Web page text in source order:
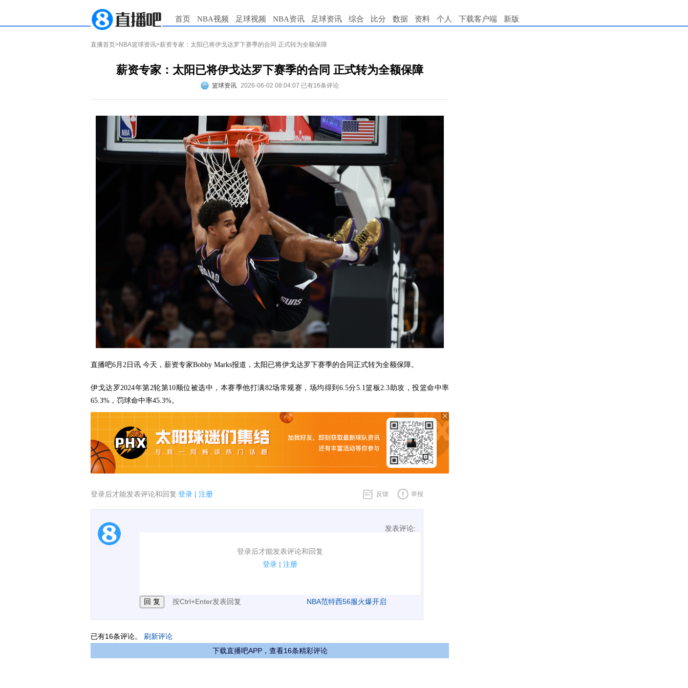
首页 NBA视频 足球视频 NBA资讯 足球资讯 综合 比分 数据 资料 个人 下载客户端 新版
直播首页>NBA篮球资讯>薪资专家：太阳已将伊戈达罗下赛季的合同 正式转为全额保障
薪资专家：太阳已将伊戈达罗下赛季的合同 正式转为全额保障
篮球资讯 2026-06-02 08:04:07 已有16条评论
直播吧6月2日讯 今天，薪资专家Bobby Marks报道，太阳已将伊戈达罗下赛季的合同正式转为全额保障。
伊戈达罗2024年第2轮第10顺位被选中，本赛季他打满82场常规赛，场均得到6.5分5.1篮板2.3助攻，投篮命中率
65.3%，罚球命中率45.3%。
登录后才能发表评论和回复 登录 | 注册 反馈 举报
发表评论:
登录后才能发表评论和回复
登录 | 注册
1.电脑端新用户可以发表评论了！
按Ctrl+Enter发表回复 NBA范特西56服火爆开启
已有16条评论。 刷新评论
下载直播吧APP，查看16条精彩评论